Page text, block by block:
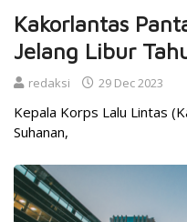
Kakorlantas
Jelang Libur
redaksi 29 Dec 2023
Kepala Korps Lalu Lintas
Suhanan,